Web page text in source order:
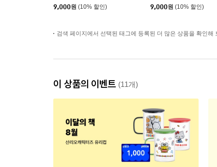
9,000원 (10% 할인)
9,000원 (10% 할인)
검색 페이지에서 선택된 태그에 등록된 더 많은 상품을 확인해
이 상품의 이벤트 (11개)